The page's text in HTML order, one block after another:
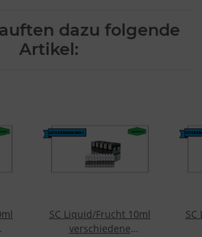
dazu folgende
Artikel:
SC Liquid/Frucht 10ml
verschiedene